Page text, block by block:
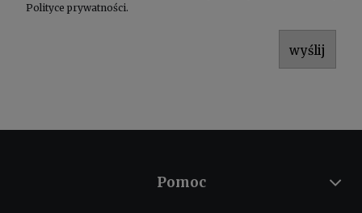
Polityce prywatności.
wyślij
Pomoc